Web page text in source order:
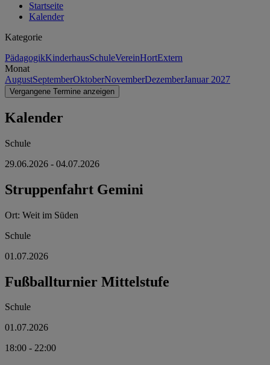
Startseite
Kalender
Kategorie
PädagogikKinderhausSchuleVereinHortExtern
Monat
AugustSeptemberOktoberNovemberDezemberJanuar 2027
Vergangene Termine anzeigen
Kalender
Schule
29.06.2026 - 04.07.2026
Struppenfahrt Gemini
Ort: Weit im Süden
Schule
01.07.2026
Fußballturnier Mittelstufe
Schule
01.07.2026
18:00 - 22:00